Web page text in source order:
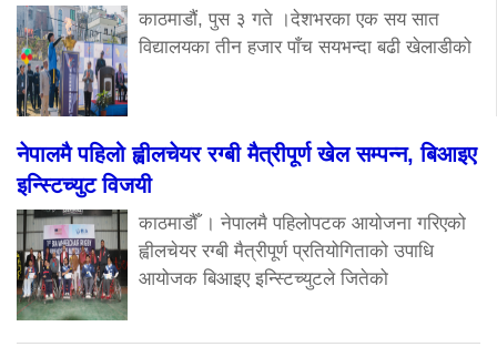
काठमाडौं, पुस ३ गते ।देशभरका एक सय सात
विद्यालयका तीन हजार पाँच सयभन्दा बढी खेलाडीको
नेपालमै पहिलो ह्वीलचेयर रग्बी मैत्रीपूर्ण खेल सम्पन्न, बिआइए
इन्स्टिच्युट विजयी
काठमाडौँ । नेपालमै पहिलोपटक आयोजना गरिएको
ह्वीलचेयर रग्बी मैत्रीपूर्ण प्रतियोगिताको उपाधि
आयोजक बिआइए इन्स्टिच्युटले जितेको